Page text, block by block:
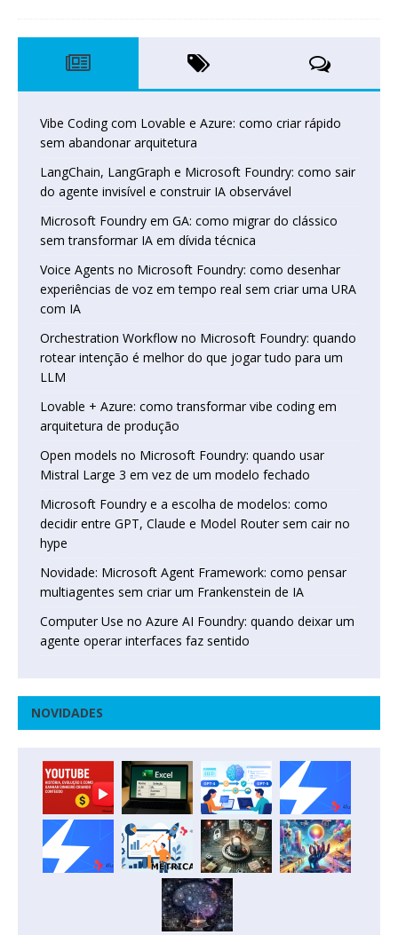
Vibe Coding com Lovable e Azure: como criar rápido
sem abandonar arquitetura
LangChain, LangGraph e Microsoft Foundry: como sair
do agente invisível e construir IA observável
Microsoft Foundry em GA: como migrar do clássico
sem transformar IA em dívida técnica
Voice Agents no Microsoft Foundry: como desenhar
experiências de voz em tempo real sem criar uma URA
com IA
Orchestration Workflow no Microsoft Foundry: quando
rotear intenção é melhor do que jogar tudo para um
LLM
Lovable + Azure: como transformar vibe coding em
arquitetura de produção
Open models no Microsoft Foundry: quando usar
Mistral Large 3 em vez de um modelo fechado
Microsoft Foundry e a escolha de modelos: como
decidir entre GPT, Claude e Model Router sem cair no
hype
Novidade: Microsoft Agent Framework: como pensar
multiagentes sem criar um Frankenstein de IA
Computer Use no Azure AI Foundry: quando deixar um
agente operar interfaces faz sentido
NOVIDADES